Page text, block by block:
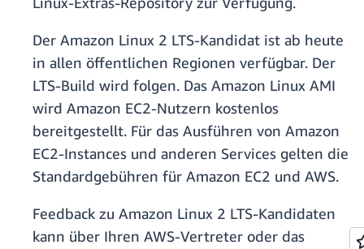
Der Amazon Linux 2 LTS-Kandidat ist ab heute
in allen öffentlichen Regionen verfügbar. Der
LTS-Build wird folgen. Das Amazon Linux AMI
wird Amazon EC2-Nutzern kostenlos
bereitgestellt. Für das Ausführen von Amazon
EC2-Instances und anderen Services gelten die
Standardgebühren für Amazon EC2 und AWS.
Feedback zu Amazon Linux 2 LTS-Kandidaten
kann über Ihren AWS-Vertreter oder das